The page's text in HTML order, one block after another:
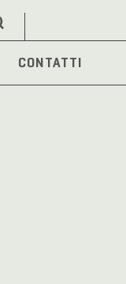
CONTATTI